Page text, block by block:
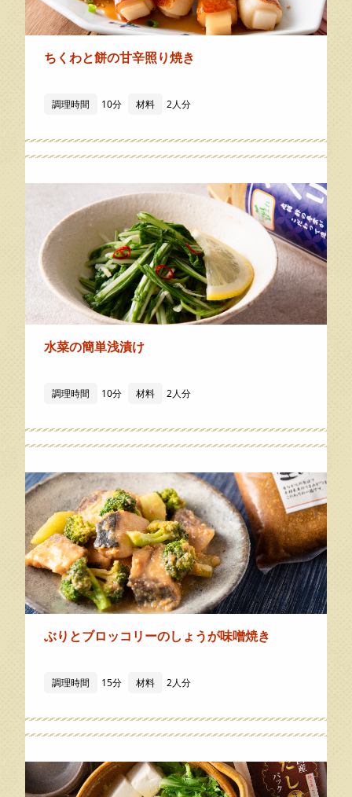
ちくわと餅の甘辛照り焼き
調理時間 10分 材料 2人分
水菜の簡単浅漬け
調理時間 10分 材料 2人分
ぶりとブロッコリーのしょうが味噌焼き
調理時間 15分 材料 2人分